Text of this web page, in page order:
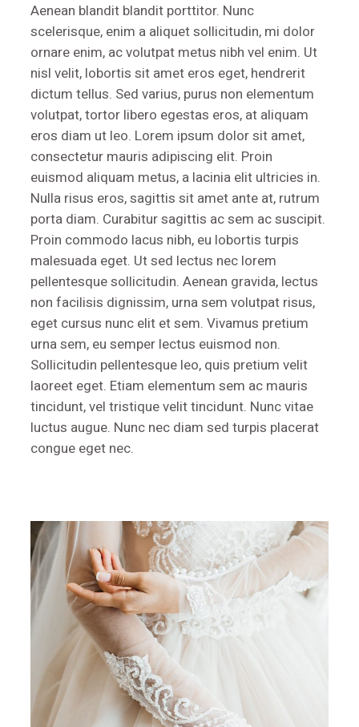
Aenean blandit blandit porttitor. Nunc
scelerisque, enim a aliquet sollicitudin, mi dolor
ornare enim, ac volutpat metus nibh vel enim. Ut
nisl velit, lobortis sit amet eros eget, hendrerit
dictum tellus. Sed varius, purus non elementum
volutpat, tortor libero egestas eros, at aliquam
eros diam ut leo. Lorem ipsum dolor sit amet,
consectetur mauris adipiscing elit. Proin
euismod aliquam metus, a lacinia elit ultricies in.
Nulla risus eros, sagittis sit amet ante at, rutrum
porta diam. Curabitur sagittis ac sem ac suscipit.
Proin commodo lacus nibh, eu lobortis turpis
malesuada eget. Ut sed lectus nec lorem
pellentesque sollicitudin. Aenean gravida, lectus
non facilisis dignissim, urna sem volutpat risus,
eget cursus nunc elit et sem. Vivamus pretium
urna sem, eu semper lectus euismod non.
Sollicitudin pellentesque leo, quis pretium velit
laoreet eget. Etiam elementum sem ac mauris
tincidunt, vel tristique velit tincidunt. Nunc vitae
luctus augue. Nunc nec diam sed turpis placerat
congue eget nec.